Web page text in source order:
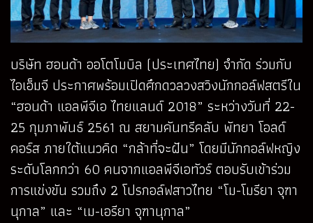
บริษัท ฮอนด้า ออโตโมบิล (ประเทศไทย) จำกัด ร่วมกับ
ไอเอ็มจี ประกาศพร้อมเปิดศึกดวลวงสวิงนักกอล์ฟสตรีใน
“ฮอนด้า แอลพีจีเอ ไทยแลนด์ 2018” ระหว่างวันที่ 22-
25 กุมภาพันธ์ 2561 ณ สยามคันทรีคลับ พัทยา โอลด์
คอร์ส ภายใต้แนวคิด “กล้าที่จะฝัน” โดยมีนักกอล์ฟหญิง
ระดับโลกกว่า 60 คนจากแอลพีจีเอทัวร์ ตอบรับเข้าร่วม
การแข่งขัน รวมถึง 2 โปรกอล์ฟสาวไทย “โม-โมรียา จุฑา
นุกาล” และ “เม-เอรียา จุฑานุกาล”